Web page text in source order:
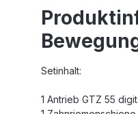
Setinhalt:
1 Antrieb GTZ 55